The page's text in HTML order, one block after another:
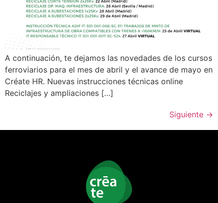
A continuación, te dejamos las novedades de los cursos
ferroviarios para el mes de abril y el avance de mayo en
Créate HR. Nuevas instrucciones técnicas online
Reciclajes y ampliaciones […]
Siguiente →